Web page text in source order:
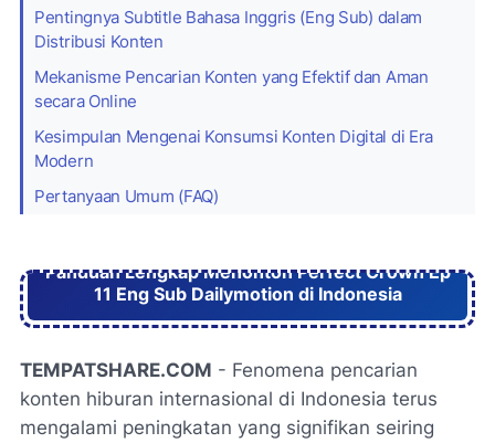
Pentingnya Subtitle Bahasa Inggris (Eng Sub) dalam
Distribusi Konten
Mekanisme Pencarian Konten yang Efektif dan Aman
secara Online
Kesimpulan Mengenai Konsumsi Konten Digital di Era
Modern
Pertanyaan Umum (FAQ)
Panduan Lengkap Menonton Perfect Crown Ep
11 Eng Sub Dailymotion di Indonesia
TEMPATSHARE.COM - Fenomena pencarian
konten hiburan internasional di Indonesia terus
mengalami peningkatan yang signifikan seiring